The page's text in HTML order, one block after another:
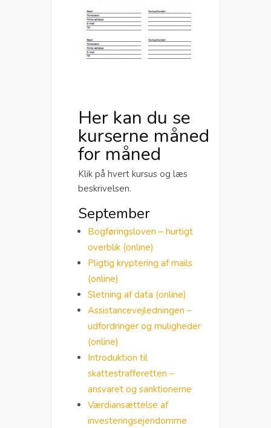
Her kan du se
kurserne måned
for måned
Klik på hvert kursus og læs
beskrivelsen.
September
Bogføringsloven – hurtigt
overblik (online)
Pligtig kryptering af mails
(online)
Sletning af data (online)
Assistancevejledningen –
udfordringer og muligheder
(online)
Introduktion til
skattestrafferetten –
ansvaret og sanktionerne
Værdiansættelse af
investeringsejendomme